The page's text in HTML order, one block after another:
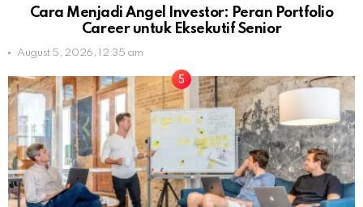
Cara Menjadi Angel Investor: Peran Portfolio
Career untuk Eksekutif Senior
August 5, 2026, 12:35 am